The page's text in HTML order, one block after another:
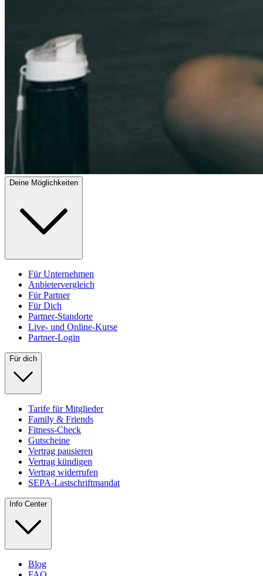
Deine Möglichkeiten
Für Unternehmen
Anbietervergleich
Für Partner
Für Dich
Partner-Standorte
Live- und Online-Kurse
Partner-Login
Für dich
Tarife für Mitglieder
Family & Friends
Fitness-Check
Gutscheine
Vertrag pausieren
Vertrag kündigen
Vertrag widerrufen
SEPA-Lastschriftmandat
Info Center
Blog